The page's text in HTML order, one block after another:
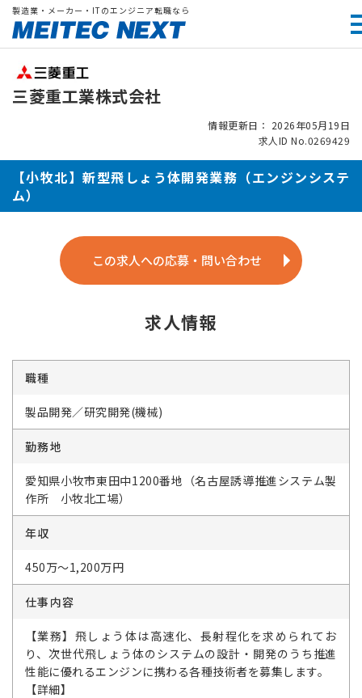
製造業・メーカー・ITのエンジニア転職なら
三菱重工業株式会社
情報更新日： 2026年05月19日
求人ID No.0269429
【小牧北】新型飛しょう体開発業務（エンジンシステ
ム）
この求人への応募・問い合わせ
求人情報
職種
製品開発／研究開発(機械)
勤務地
愛知県小牧市東田中1200番地（名古屋誘導推進システム製
作所 小牧北工場）
年収
450万～1,200万円
仕事内容
【業務】飛しょう体は高速化、長射程化を求められてお
り、次世代飛しょう体のシステムの設計・開発のうち推進
性能に優れるエンジンに携わる各種技術者を募集します。
【詳細】